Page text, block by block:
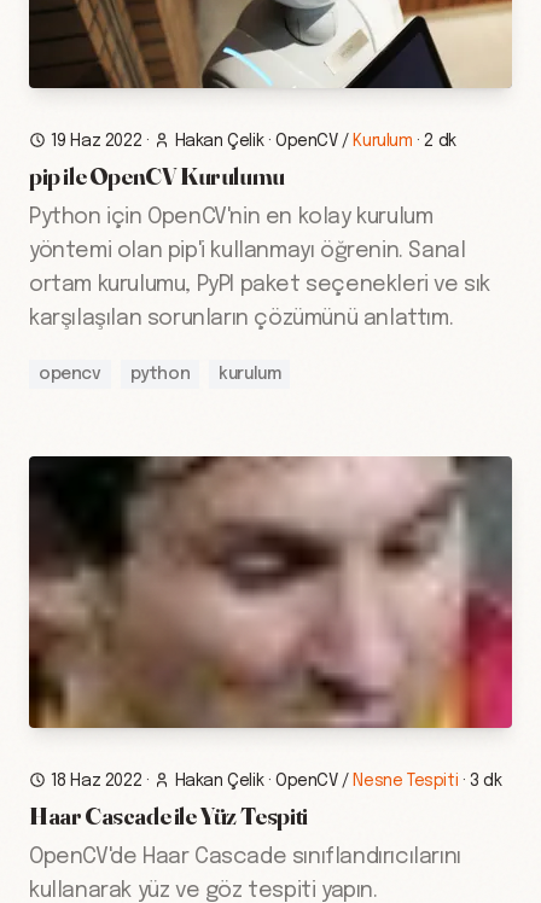
19 Haz 2022 · Hakan Çelik·OpenCV / Kurulum ·2 dk
pip ile OpenCV Kurulumu
Python için OpenCV'nin en kolay kurulum
yöntemi olan pip'i kullanmayı öğrenin. Sanal
ortam kurulumu, PyPI paket seçenekleri ve sık
karşılaşılan sorunların çözümünü anlattım.
opencv python kurulum
18 Haz 2022 · Hakan Çelik·OpenCV / Nesne Tespiti · 3 dk
Haar Cascade ile Yüz Tespiti
OpenCV'de Haar Cascade sınıflandırıcılarını
kullanarak yüz ve göz tespiti yapın.